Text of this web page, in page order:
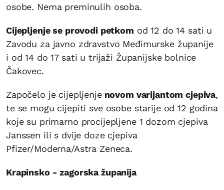
osobe. Nema preminulih osoba.
Cijepljenje se provodi petkom od 12 do 14 sati u
Zavodu za javno zdravstvo Međimurske županije
i od 14 do 17 sati u trijaži Županijske bolnice
Čakovec.
Započelo je cijepljenjenovom varijantom cjepiva,
te se mogu cijepiti sve osobe starije od 12 godina
koje su primarno procijepljene 1 dozom cjepiva
Janssen ili s dvije doze cjepiva
Pfizer/Moderna/Astra Zeneca.
Krapinsko - zagorska županija